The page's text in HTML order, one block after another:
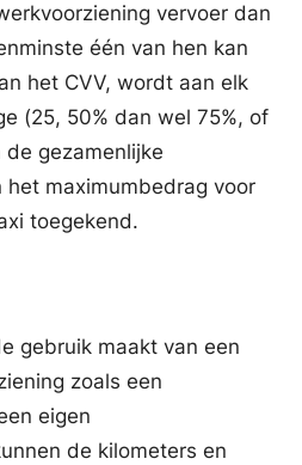
vervoer dan
één van hen kan
het CVV, wordt aan elk
(25, 50% dan wel 75%, of
gezamenlijke
maximumbedrag voor
toegekend.
gebruik maakt van een
zoals een
eigen
de kilometers en